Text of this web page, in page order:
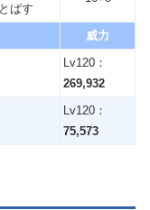
ばす
威力
Lv120：
269,932
Lv120：
75,573